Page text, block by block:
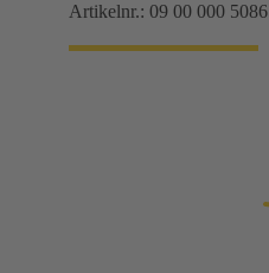
Artikelnr.: 09 00 000 5086